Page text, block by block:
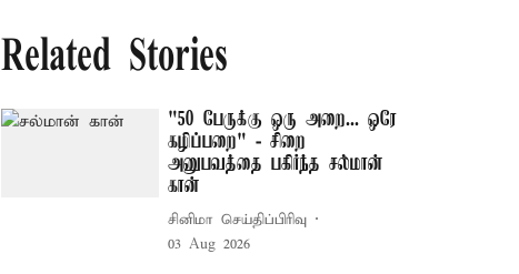
Related Stories
"50 பேருக்கு ஒரு அறை... ஒரே
கழிப்பறை" - சிறை
அனுபவத்தை பகிர்ந்த சல்மான்
கான்
சினிமா செய்திப்பிரிவு
03 Aug 2026